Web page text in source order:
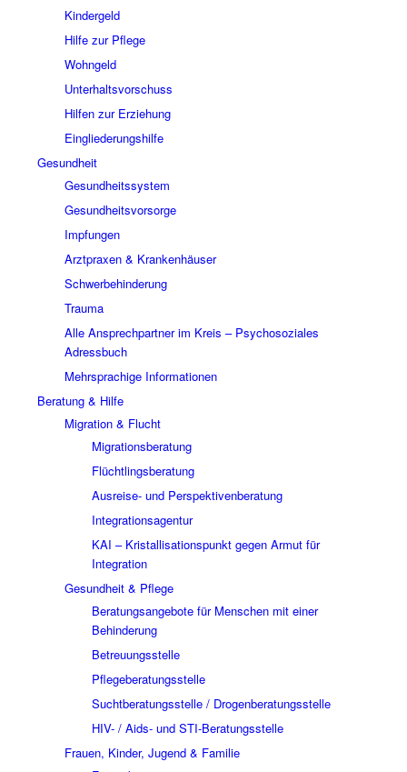
Kindergeld
Hilfe zur Pflege
Wohngeld
Unterhaltsvorschuss
Hilfen zur Erziehung
Eingliederungshilfe
Gesundheit
Gesundheitssystem
Gesundheitsvorsorge
Impfungen
Arztpraxen & Krankenhäuser
Schwerbehinderung
Trauma
Alle Ansprechpartner im Kreis – Psychosoziales
Adressbuch
Mehrsprachige Informationen
Beratung & Hilfe
Migration & Flucht
Migrationsberatung
Flüchtlingsberatung
Ausreise- und Perspektivenberatung
Integrationsagentur
KAI – Kristallisationspunkt gegen Armut für
Integration
Gesundheit & Pflege
Beratungsangebote für Menschen mit einer
Behinderung
Betreuungsstelle
Pflegeberatungsstelle
Suchtberatungsstelle / Drogenberatungsstelle
HIV- / Aids- und STI-Beratungsstelle
Frauen, Kinder, Jugend & Familie